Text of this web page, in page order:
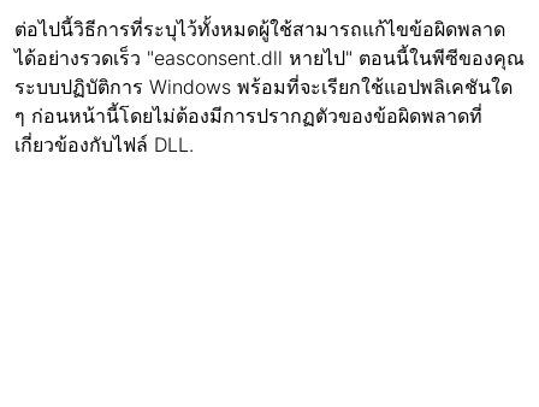
ต่อไปนี้วิธีการที่ระบุไว้ทั้งหมดผู้ใช้สามารถแก้ไขข้อผิดพลาด
ได้อย่างรวดเร็ว "easconsent.dll หายไป" ตอนนี้ในพีซีของคุณ
ระบบปฏิบัติการ Windows พร้อมที่จะเรียกใช้แอปพลิเคชันใด
ๆ ก่อนหน้านี้โดยไม่ต้องมีการปรากฏตัวของข้อผิดพลาดที่
เกี่ยวข้องกับไฟล์ DLL.